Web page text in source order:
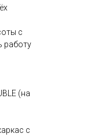
с
работу
(на
с